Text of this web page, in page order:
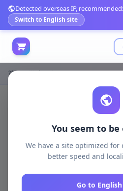
Detected overseas IP,
Switch to English site
You seem to be
We have a site optimized for
better speed and
Go to
首页 游戏开发 Unity 2D